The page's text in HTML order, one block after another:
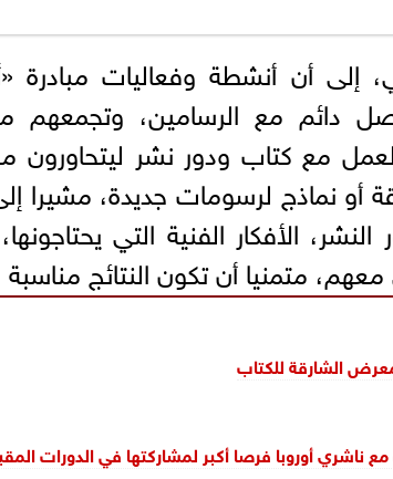
إلى أن أنشطة وفعاليات مبادرة
دائم مع الرسامين، وتجمعهم
مع كتاب ودور نشر ليتحاورون
نماذج لرسومات جديدة، مشيرا
الأفكار الفنية التي
متمنيا أن تكون النتائج مناسبة
الشارقة للكتاب
ناشري أوروبا فرصا أكبر لمشاركتها في الدورات